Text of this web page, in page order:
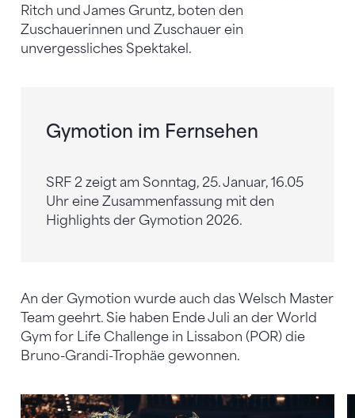
Ritch und James Gruntz, boten den
Zuschauerinnen und Zuschauer ein
unvergessliches Spektakel.
Gymotion im Fernsehen
SRF 2 zeigt am Sonntag, 25. Januar, 16.05
Uhr eine Zusammenfassung mit den
Highlights der Gymotion 2026.
An der Gymotion wurde auch das Welsch Master
Team geehrt. Sie haben Ende Juli an der World
Gym for Life Challenge in Lissabon (POR) die
Bruno-Grandi-Trophäe gewonnen.